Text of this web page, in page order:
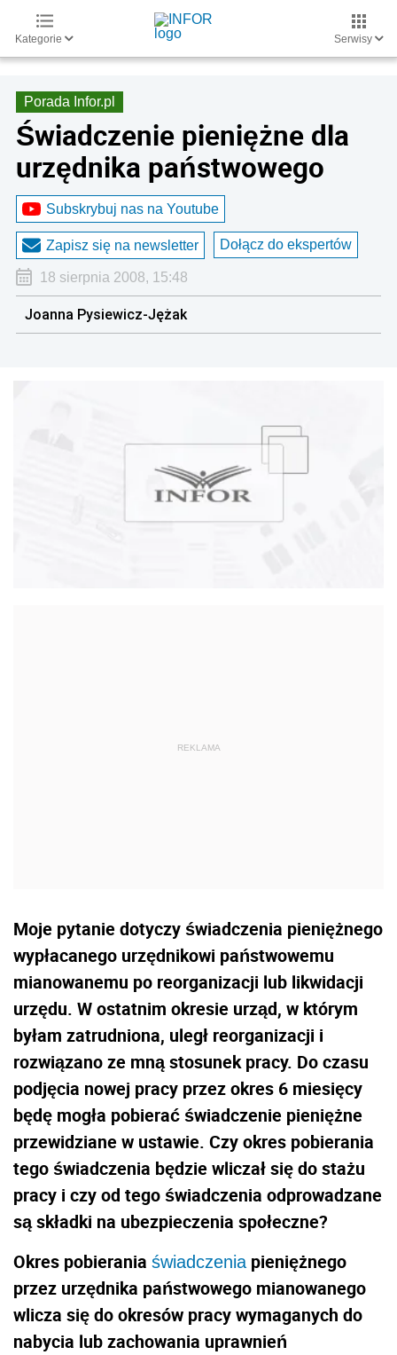
Kategorie Serwisy
Porada Infor.pl
Świadczenie pieniężne dla
urzędnika państwowego
Subskrybuj nas na Youtube
Zapisz się na newsletter Dołącz do ekspertów
18 sierpnia 2008, 15:48
Joanna Pysiewicz-Jężak
Moje pytanie dotyczy świadczenia pieniężnego
wypłacanego urzędnikowi państwowemu
mianowanemu po reorganizacji lub likwidacji
urzędu. W ostatnim okresie urząd, w którym
byłam zatrudniona, uległ reorganizacji i
rozwiązano ze mną stosunek pracy. Do czasu
podjęcia nowej pracy przez okres 6 miesięcy
będę mogła pobierać świadczenie pieniężne
przewidziane w ustawie. Czy okres pobierania
tego świadczenia będzie wliczał się do stażu
pracy i czy od tego świadczenia odprowadzane
są składki na ubezpieczenia społeczne?
Okres pobierania świadczeniapieniężnego
przez urzędnika państwowego mianowanego
wlicza się do okresów pracy wymaganych do
nabycia lub zachowania uprawnień